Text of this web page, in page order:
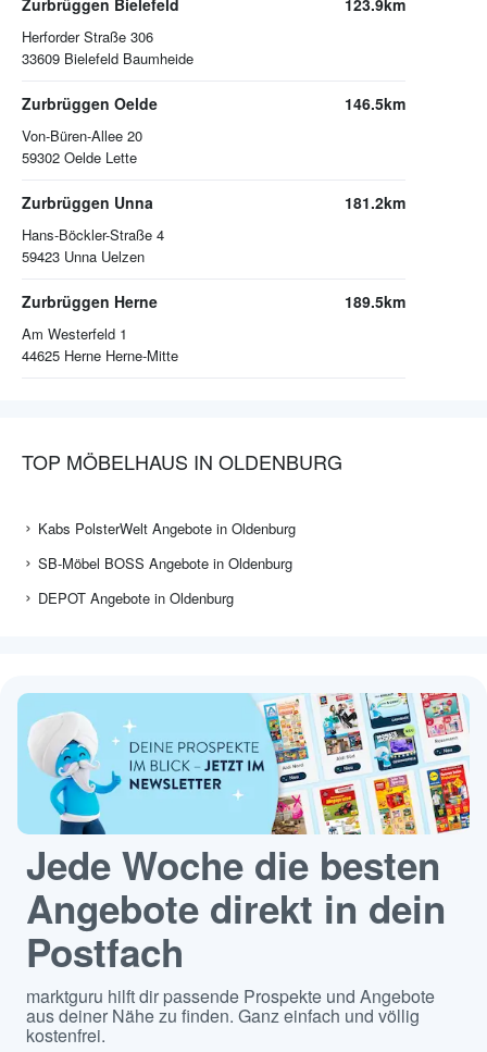
Zurbrüggen Bielefeld
Herforder Straße 306
33609 Bielefeld Baumheide
123.9km
Zurbrüggen Oelde
Von-Büren-Allee 20
59302 Oelde Lette
146.5km
Zurbrüggen Unna
Hans-Böckler-Straße 4
59423 Unna Uelzen
181.2km
Zurbrüggen Herne
Am Westerfeld 1
44625 Herne Herne-Mitte
189.5km
TOP MÖBELHAUS IN OLDENBURG
Kabs PolsterWelt Angebote in Oldenburg
SB-Möbel BOSS Angebote in Oldenburg
DEPOT Angebote in Oldenburg
Jede Woche die besten
Angebote direkt in dein
Postfach
marktguru hilft dir passende Prospekte und Angebote
aus deiner Nähe zu finden. Ganz einfach und völlig
kostenfrei.